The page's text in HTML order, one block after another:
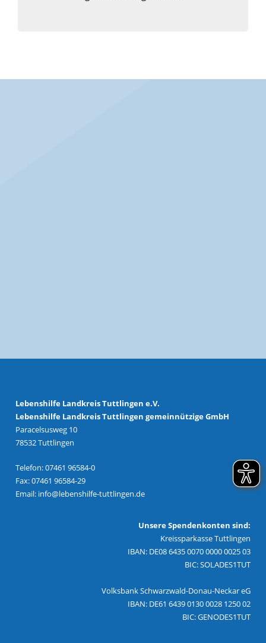
Lebenshilfe Landkreis Tuttlingen e.V.
Lebenshilfe Landkreis Tuttlingen gemeinnützige GmbH
Paracelsusweg 10
78532 Tuttlingen
Telefon: 07461 96584-0
Fax: 07461 96584-29
Email: info@lebenshilfe-tuttlingen.de
Unsere Spendenkonten sind:
Kreissparkasse Tuttlingen
IBAN: DE08 6435 0070 0000 0025 03
BIC: SOLADES1TUT
Volksbank Schwarzwald-Donau-Neckar eG
IBAN: DE61 6439 0130 0028 1250 02
BIC: GENODES1TUT